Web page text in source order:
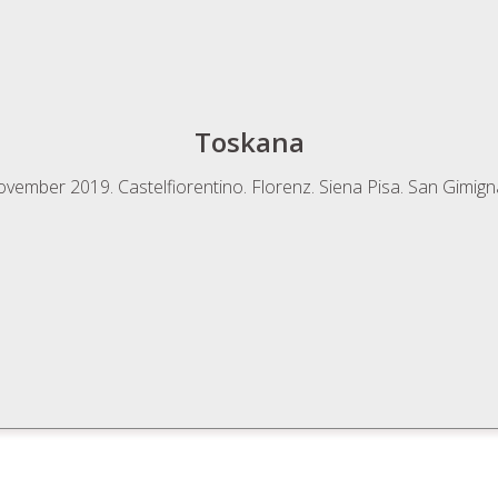
Toskana
2019. Castelfiorentino. Florenz. Siena Pisa. San